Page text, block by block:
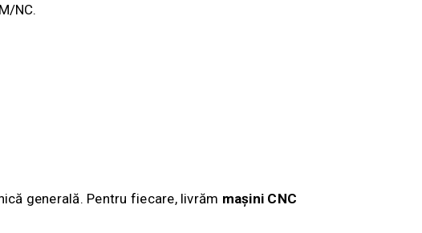
NC.
generală. Pentru fiecare, livrăm mașini CNC